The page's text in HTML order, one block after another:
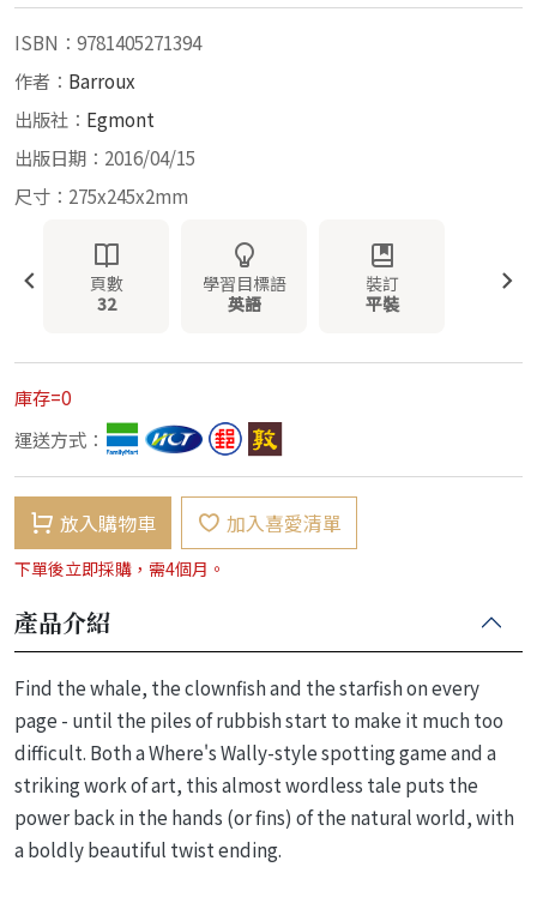
ISBN：9781405271394
作者： Barroux
出版社： Egmont
出版日期：2016/04/15
尺寸：275x245x2mm
頁數
32
學習目標語
英語
裝訂
平裝
庫存=0
運送方式：
放入購物車 加入喜愛清單
下單後立即採購，需4個月。
產品介紹
Find the whale, the clownfish and the starfish on every
page - until the piles of rubbish start to make it much too
difficult. Both a Where's Wally-style spotting game and a
striking work of art, this almost wordless tale puts the
power back in the hands (or fins) of the natural world, with
a boldly beautiful twist ending.